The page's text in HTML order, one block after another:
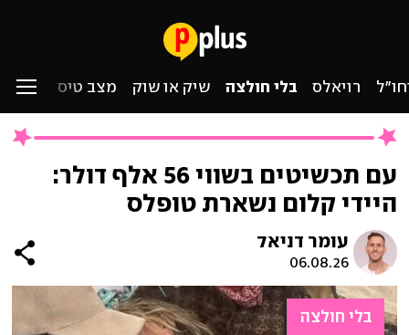
רויאלס בלי חולצה שיק או שוק מצב טיסה
עם תכשיטים בשווי 56 אלף דולר:
היידי קלום נשארת טופלס
עומר דניאל
06.08.26
בלי חולצה